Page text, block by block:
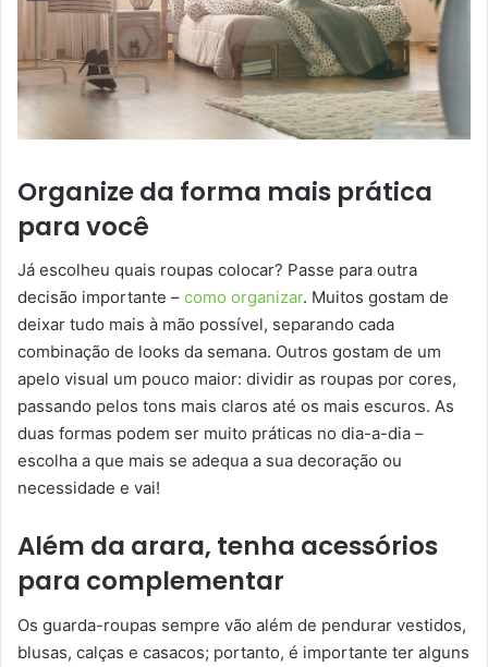
Organize da forma mais prática
para você
Já escolheu quais roupas colocar? Passe para outra
decisão importante – como organizar. Muitos gostam de
deixar tudo mais à mão possível, separando cada
combinação de looks da semana. Outros gostam de um
apelo visual um pouco maior: dividir as roupas por cores,
passando pelos tons mais claros até os mais escuros. As
duas formas podem ser muito práticas no dia-a-dia –
escolha a que mais se adequa a sua decoração ou
necessidade e vai!
Além da arara, tenha acessórios
para complementar
Os guarda-roupas sempre vão além de pendurar vestidos,
blusas, calças e casacos; portanto, é importante ter alguns